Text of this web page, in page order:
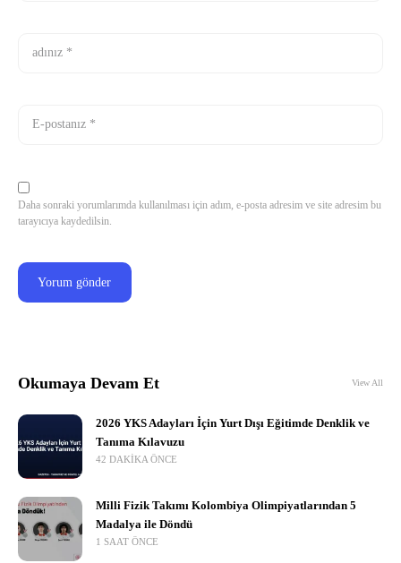
Daha sonraki yorumlarımda kullanılması için adım, e-posta adresim ve site adresim bu
tarayıcıya kaydedilsin.
Okumaya Devam Et View All
2026 YKS Adayları İçin Yurt Dışı Eğitimde Denklik ve
Tanıma Kılavuzu
42 DAKIKA ÖNCE
Milli Fizik Takımı Kolombiya Olimpiyatlarından 5
Madalya ile Döndü
1 SAAT ÖNCE